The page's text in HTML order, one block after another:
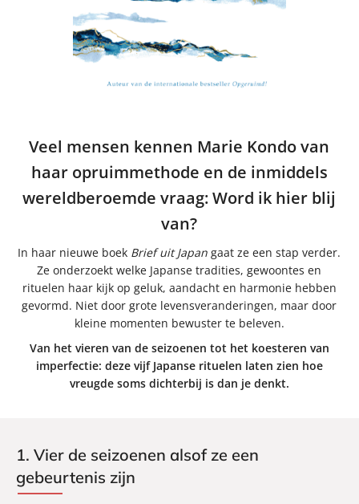
Veel mensen kennen Marie Kondo van
haar opruimmethode en de inmiddels
wereldberoemde vraag: Word ik hier blij
van?
In haar nieuwe boek Brief uit Japan gaat ze een stap verder.
Ze onderzoekt welke Japanse tradities, gewoontes en
rituelen haar kijk op geluk, aandacht en harmonie hebben
gevormd. Niet door grote levensveranderingen, maar door
kleine momenten bewuster te beleven.
Van het vieren van de seizoenen tot het koesteren van
imperfectie: deze vijf Japanse rituelen laten zien hoe
vreugde soms dichterbij is dan je denkt.
1. Vier de seizoenen alsof ze een
gebeurtenis zijn